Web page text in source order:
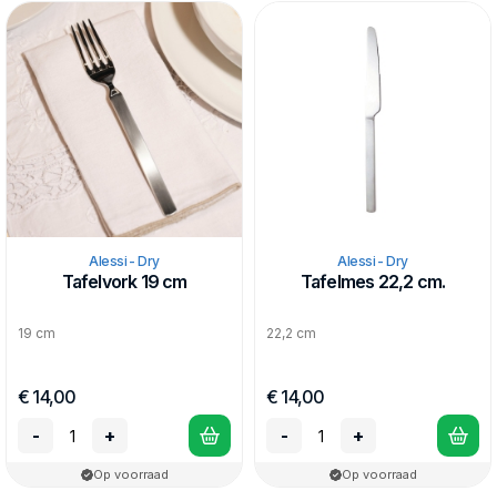
Alessi - Dry
Tafelvork 19 cm
19 cm
€ 14,00
-
+
Op voorraad
Alessi - Dry
Tafelmes 22,2 cm.
22,2 cm
€ 14,00
-
+
Op voorraad